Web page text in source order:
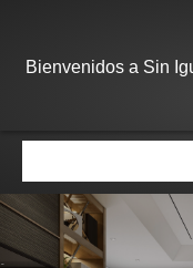
Bienvenidos a Sin